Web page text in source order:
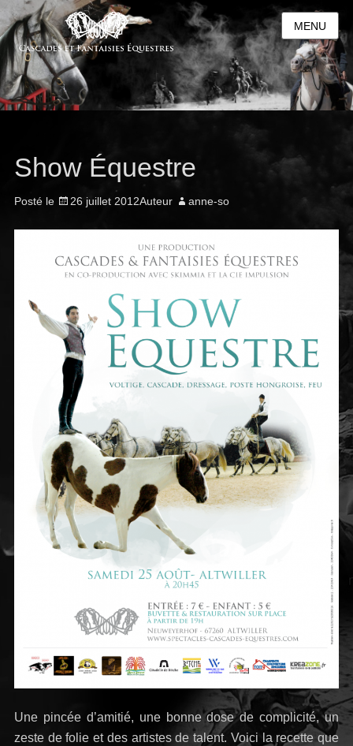
MENU
Show Équestre
Posté le 26 juillet 2012Auteur anne-so
Une pincée d’amitié, une bonne dose de complicité, un
zeste de folie et des artistes de talent. Voici la recette que